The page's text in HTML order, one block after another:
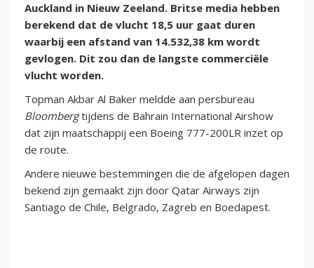
Auckland in Nieuw Zeeland. Britse media hebben
berekend dat de vlucht 18,5 uur gaat duren
waarbij een afstand van 14.532,38 km wordt
gevlogen. Dit zou dan de langste commerciële
vlucht worden.
Topman Akbar Al Baker meldde aan persbureau
Bloombergtijdens de Bahrain International Airshow
dat zijn maatschappij een Boeing 777-200LR inzet op
de route.
Andere nieuwe bestemmingen die de afgelopen dagen
bekend zijn gemaakt zijn door Qatar Airways zijn
Santiago de Chile, Belgrado, Zagreb en Boedapest.